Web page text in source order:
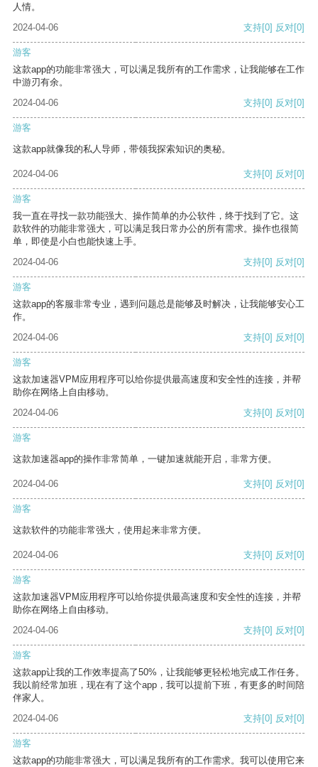
人情。
2024-04-06
支持[0] 反对[0]
游客
这款app的功能非常强大，可以满足我所有的工作需求，让我能够在工作
中游刃有余。
2024-04-06
支持[0] 反对[0]
游客
这款app就像我的私人导师，带领我探索知识的奥秘。
2024-04-06 支持[0] 反对[0]
游客
我一直在寻找一款功能强大、操作简单的办公软件，终于找到了它。这
款软件的功能非常强大，可以满足我日常办公的所有需求。操作也很简
单，即使是小白也能快速上手。
2024-04-06
支持[0] 反对[0]
游客
这款app的客服非常专业，遇到问题总是能够及时解决，让我能够安心工
作。
2024-04-06
支持[0] 反对[0]
游客
这款加速器VPM应用程序可以给你提供最高速度和安全性的连接，并帮
助你在网络上自由移动。
2024-04-06
支持[0] 反对[0]
游客
这款加速器app的操作非常简单，一键加速就能开启，非常方便。
2024-04-06 支持[0] 反对[0]
游客
这款软件的功能非常强大，使用起来非常方便。
2024-04-06 支持[0] 反对[0]
游客
这款加速器VPM应用程序可以给你提供最高速度和安全性的连接，并帮
助你在网络上自由移动。
2024-04-06
支持[0] 反对[0]
游客
这款app让我的工作效率提高了50%，让我能够更轻松地完成工作任务。
我以前经常加班，现在有了这个app，我可以提前下班，有更多的时间陪
伴家人。
2024-04-06
支持[0] 反对[0]
游客
这款app的功能非常强大，可以满足我所有的工作需求。我可以使用它来